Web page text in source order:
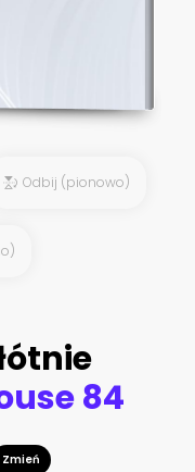
Odbij (pionowo)
84
Zmień